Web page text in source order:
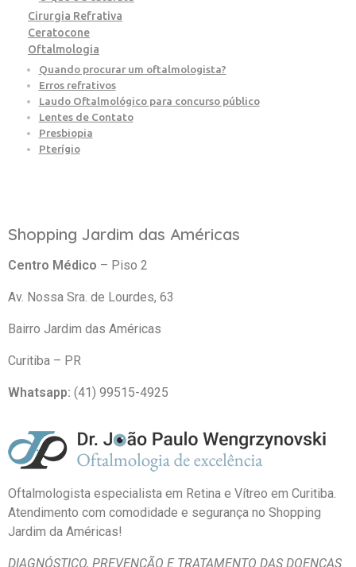
Cirurgia Refrativa
Ceratocone
Oftalmologia
Quando procurar um oftalmologista?
Erros refrativos
Laudo Oftalmológico para concurso público
Lentes de Contato
Presbiopia
Pterígio
Shopping Jardim das Américas
Centro Médico – Piso 2
Av. Nossa Sra. de Lourdes, 63
Bairro Jardim das Américas
Curitiba – PR
Whatsapp: (41) 99515-4925
Oftalmologista especialista em Retina e Vítreo em Curitiba.
Atendimento com comodidade e segurança no Shopping
Jardim da Américas!
DIAGNÓSTICO, PREVENÇÃO E TRATAMENTO DAS DOENÇAS